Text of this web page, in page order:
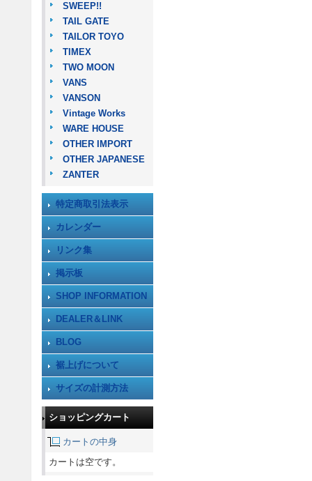
SWEEP!!
TAIL GATE
TAILOR TOYO
TIMEX
TWO MOON
VANS
VANSON
Vintage Works
WARE HOUSE
OTHER IMPORT
OTHER JAPANESE
ZANTER
特定商取引法表示
カレンダー
リンク集
掲示板
SHOP INFORMATION
DEALER＆LINK
BLOG
裾上げについて
サイズの計測方法
ショッピングカート
カートの中身
カートは空です。